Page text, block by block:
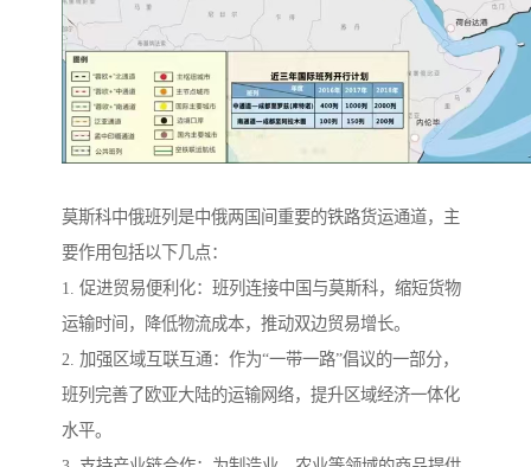
莫斯科中俄班列是中俄两国间重要的铁路货运通道，主
要作用包括以下几点：
1. 促进贸易便利化：班列连接中国与莫斯科，缩短货物
运输时间，降低物流成本，推动双边贸易增长。
2. 加强区域互联互通：作为“一带一路”倡议的一部分，
班列完善了欧亚大陆的运输网络，提升区域经济一体化
水平。